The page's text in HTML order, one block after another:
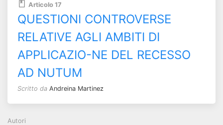
Articolo 17
QUESTIONI CONTROVERSE
RELATIVE AGLI AMBITI DI
APPLICAZIO-NE DEL RECESSO
AD NUTUM
Scritto da Andreina Martinez
Autori